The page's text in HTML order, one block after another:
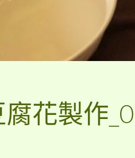
腐花製作